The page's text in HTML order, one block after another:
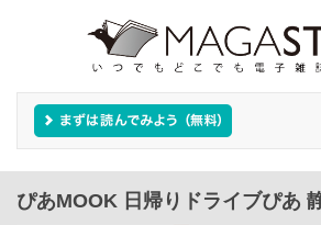
ぴあMOOK 日帰りドライブぴあ